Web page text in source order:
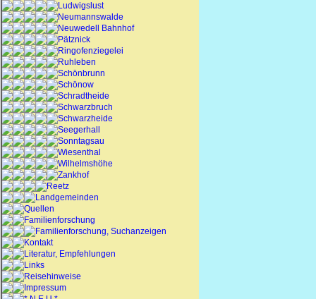
Ludwigslust
Neumannswalde
Neuwedell Bahnhof
Pätznick
Ringofenziegelei
Ruhleben
Schönbrunn
Schönow
Schradtheide
Schwarzbruch
Schwarzheide
Seegerhall
Sonntagsau
Wiesenthal
Wilhelmshöhe
Zankhof
Reetz
Landgemeinden
Quellen
Familienforschung
Familienforschung, Suchanzeigen
Kontakt
Literatur, Empfehlungen
Links
Reisehinweise
Impressum